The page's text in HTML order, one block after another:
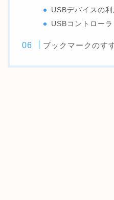
USBデバイスの
USBコントローラ
ブックマークのす